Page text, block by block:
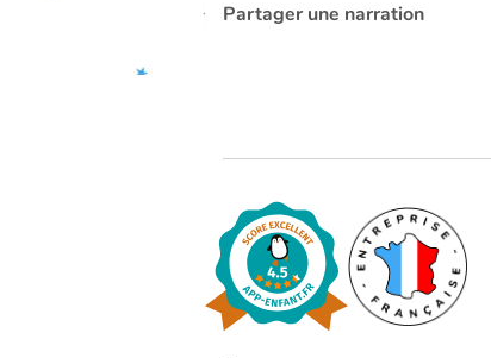
Partager une narration